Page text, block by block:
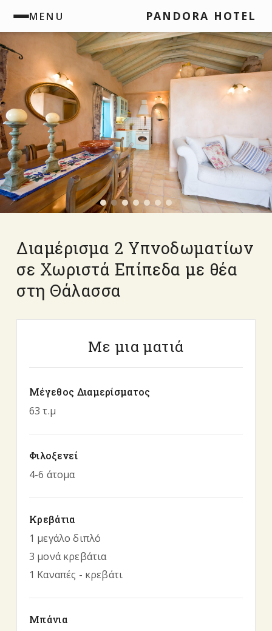
MENU PANDORA HOTEL
Διαμέρισμα 2 Υπνοδωματίων
σε Χωριστά Επίπεδα με θέα
στη Θάλασσα
Με μια ματιά
Μέγεθος Διαμερίσματος
63 τ.μ
Φιλοξενεί
4-6 άτομα
Κρεβάτια
1 μεγάλο διπλό
3 μονά κρεβάτια
1 Καναπές - κρεβάτι
Μπάνια